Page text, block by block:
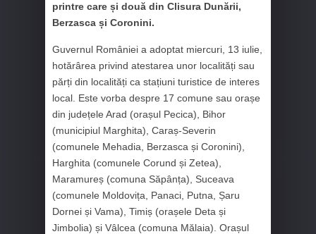
printre care și două din Clisura Dunării,
Berzasca și Coronini.
Guvernul României a adoptat miercuri, 13 iulie,
hotărârea privind atestarea unor localități sau
părți din localități ca stațiuni turistice de interes
local. Este vorba despre 17 comune sau orașe
din județele Arad (orașul Pecica), Bihor
(municipiul Marghita), Caraș-Severin
(comunele Mehadia, Berzasca și Coronini),
Harghita (comunele Corund și Zetea),
Maramureș (comuna Săpânța), Suceava
(comunele Moldovița, Panaci, Putna, Șaru
Dornei și Vama), Timiș (orașele Deta și
Jimbolia) și Vâlcea (comuna Mălaia). Orașul